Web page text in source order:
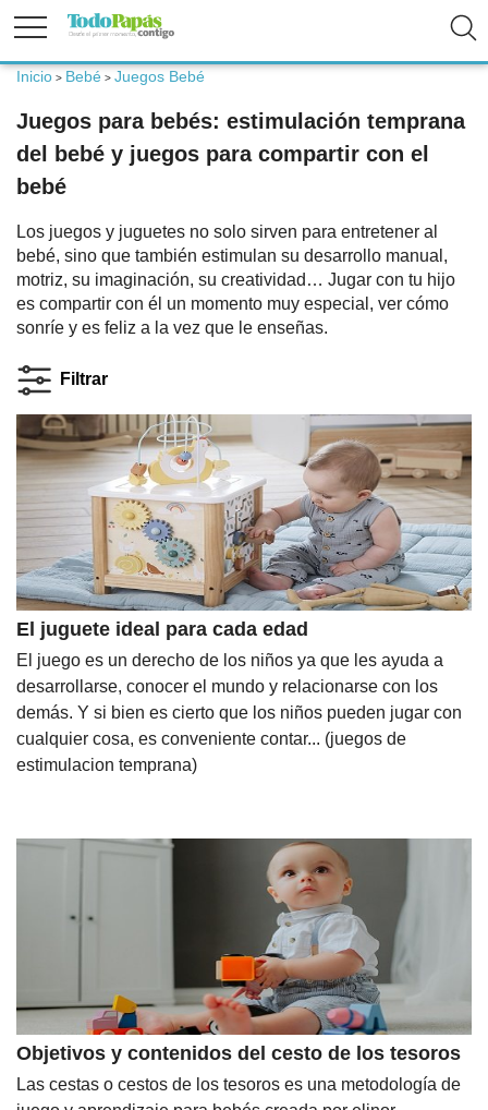
Embarazo
Bebé
Niños
Padres
Calculadoras
Nombres
Cuentos
Inicio > Bebé > Juegos Bebé
Juegos para bebés: estimulación temprana
del bebé y juegos para compartir con el
bebé
Los juegos y juguetes no solo sirven para entretener al
bebé, sino que también estimulan su desarrollo manual,
motriz, su imaginación, su creatividad… Jugar con tu hijo
es compartir con él un momento muy especial, ver cómo
sonríe y es feliz a la vez que le enseñas.
Filtrar
El juguete ideal para cada edad
El juego es un derecho de los niños ya que les ayuda a
desarrollarse, conocer el mundo y relacionarse con los
demás. Y si bien es cierto que los niños pueden jugar con
cualquier cosa, es conveniente contar... (juegos de
estimulacion temprana)
Objetivos y contenidos del cesto de los tesoros
Las cestas o cestos de los tesoros es una metodología de